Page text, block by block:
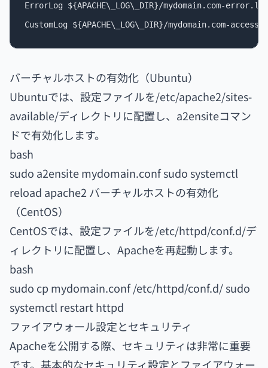
ErrorLog ${APACHE\_LOG\_DIR}/mydomain.com-error.log
バーチャルホストの有効化（Ubuntu）
Ubuntuでは、設定ファイルを/etc/apache2/sites-
available/ディレクトリに配置し、a2ensiteコマン
ドで有効化します。
bash
sudo a2ensite mydomain.conf sudo systemctl
reload apache2 バーチャルホストの有効化
（CentOS）
CentOSでは、設定ファイルを/etc/httpd/conf.d/デ
ィレクトリに配置し、Apacheを再起動します。
bash
sudo cp mydomain.conf /etc/httpd/conf.d/ sudo
systemctl restart httpd
ファイアウォール設定とセキュリティ
Apacheを公開する際、セキュリティは非常に重要
です。基本的なセキュリティ設定とファイアウォー